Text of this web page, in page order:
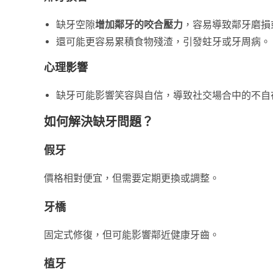
缺牙空隙增加鄰牙的咬合壓力 ，容易導致鄰牙磨損
還可能更容易累積食物殘渣，引發蛀牙或牙周病。
心理影響
缺牙可能影響笑容與自信，導致社交場合中的不自
如何解決缺牙問題？
假牙
價格相對便宜，但需要定期更換或調整。
牙橋
固定式修復，但可能影響鄰近健康牙齒。
植牙